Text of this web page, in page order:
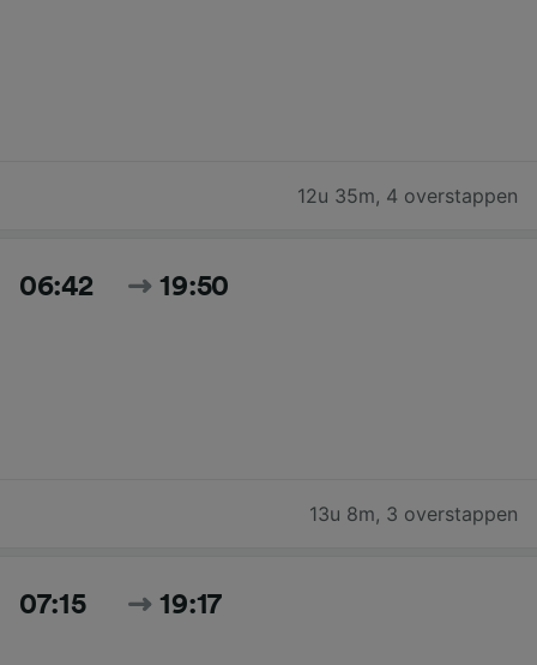
12u 35m, 4 overstappen
06:42 19:50
13u 8m, 3 overstappen
07:15 19:17